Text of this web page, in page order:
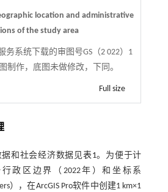
location and administrative
of the study area
务系统下载的审图号GS（2 022）1
制作，底图未做修改，下同。
Full size
和社会经济数据见表1。为便于计
政区边界（2022年）和坐标系
），在ArcGIS Pro软件中创建1 km×1